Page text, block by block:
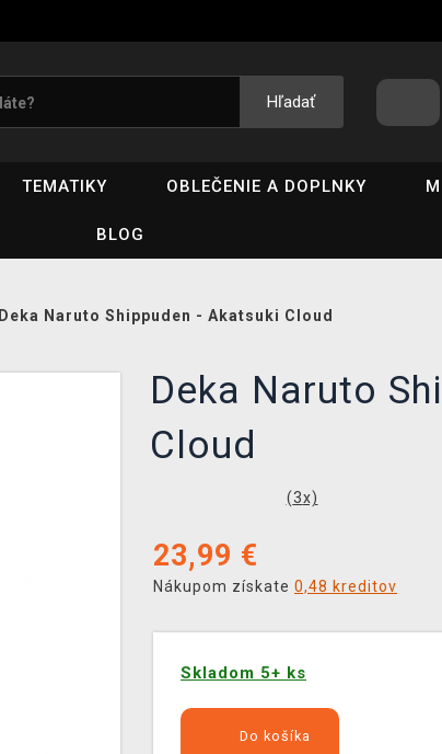
Hľadať
TEMATIKY OBLEČENIE A DOPLNKY
BLOG
Deka Naruto Shippuden - Akatsuki Cloud
Deka Naruto
Cloud
(3x)
23,99 €
Nákupom získate 0,48 kreditov
Skladom 5+ ks
Do košíka